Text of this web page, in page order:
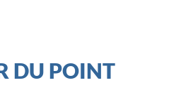
DU POINT